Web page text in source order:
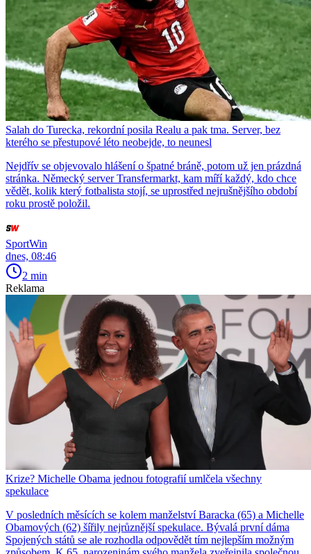
Salah do Turecka, rekordní posila Realu a pak tma. Server, bez
kterého se přestupové léto neobejde, to neunesl
Nejdřív se objevovalo hlášení o špatné bráně, potom už jen prázdná
stránka. Německý server Transfermarkt, kam míří každý, kdo chce
vědět, kolik který fotbalista stojí, se uprostřed nejrušnějšího období
roku prostě položil.
SportWin
dnes, 08:46
2 min
Reklama
Krize? Michelle Obama jednou fotografií umlčela všechny
spekulace
V posledních měsících se kolem manželství Baracka (65) a Michelle
Obamových (62) šířily nejrůznější spekulace. Bývalá první dáma
Spojených států se ale rozhodla odpovědět tím nejlepším možným